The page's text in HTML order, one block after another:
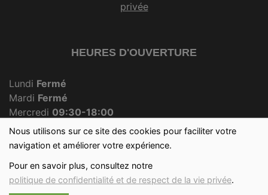
Nous utilisons sur ce site des cookies pour faciliter votre
navigation et améliorer votre expérience.
Pour en savoir plus, consultez notre
politique de confidentialité et de respect de la vie privée.
privée
HEURES D'OUVERTURE
Lundi Fermé
Mardi Fermé
Mercredi 09:30-18:00
JeudiFermé
Vendredi 09:30-18:00
Dimanche09:30-12:00